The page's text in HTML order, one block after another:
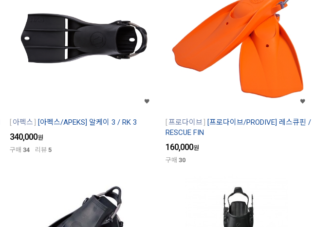
아펙스 [아펙스/APEKS] 알케이 3 / RK 3
340,000원
구매 34 리뷰 5
프로다이브
[프로다이브/PRODIVE] 레스큐핀 /
RESCUE FIN
160,000원
구매 30